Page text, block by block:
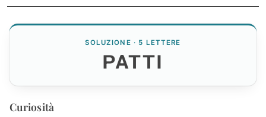
SOLUZIONE · 5 LETTERE
PATTI
Curiosità